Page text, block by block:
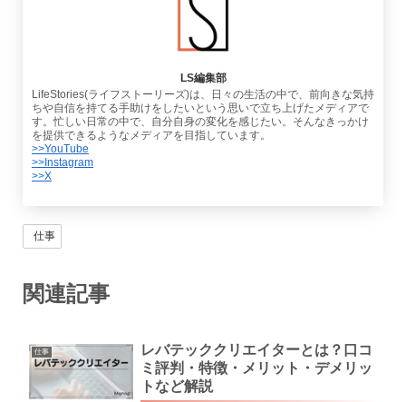
LS編集部
LifeStories(ライフストーリーズ)は、日々の生活の中で、前向きな気持
ちや自信を持てる手助けをしたいという思いで立ち上げたメディアで
す。忙しい日常の中で、自分自身の変化を感じたい。そんなきっかけ
を提供できるようなメディアを目指しています。
>>YouTube
>>Instagram
>>X
仕事
関連記事
仕事
レバテッククリエイターとは？口コ
ミ評判・特徴・メリット・デメリッ
トなど解説